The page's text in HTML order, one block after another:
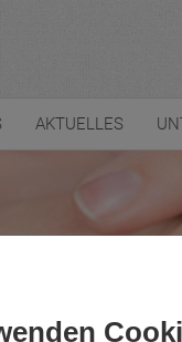
AKTUELLES